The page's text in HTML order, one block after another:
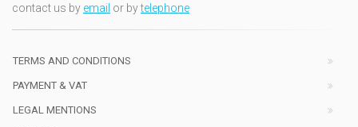
contact us by email or bytelephone
TERMS AND CONDITIONS
PAYMENT & VAT
LEGAL MENTIONS